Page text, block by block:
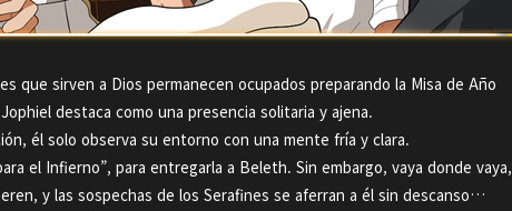
que sirven a Dios permanecen ocupados preparando la Misa de Año
destaca como una presencia solitaria y ajena.
él solo observa su entorno con una mente fría y clara.
el Infierno”, para entregarla a Beleth. Sin embargo, vaya donde vaya,
y las sospechas de los Serafines se aferran a él sin descanso…